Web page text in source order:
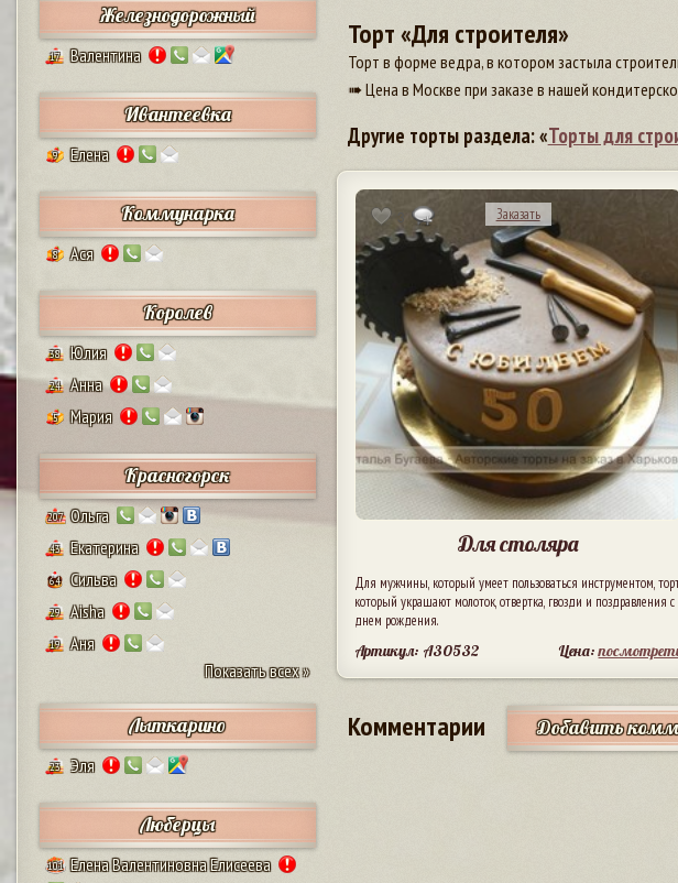
Железнодорожный
17 Валентина
Ивантеевка
9 Елена
Коммунарка
8 Ася
Королев
38 Юлия
24 Анна
5 Мария
Красногорск
207 Ольга
43 Екатерина
64 Сильва
29 Aisha
19
Аня
Показать всех »
Лыткарино
23 Эля
Люберцы
101 Елена Валентиновна Елисеева
Торт «Для строителя»
Торт в форме ведра, в котором застыла
➠ Цена в Москве при заказе в нашей
Другие торты раздела: «Торты для
Заказать
Для столяра
Для мужчины, который умеет пользоваться инструментом,
который украшают молоток, отвертка, гвозди и поздравления с
днем рождения.
Артикул: A30532 Цена:
Комментарии Добавить